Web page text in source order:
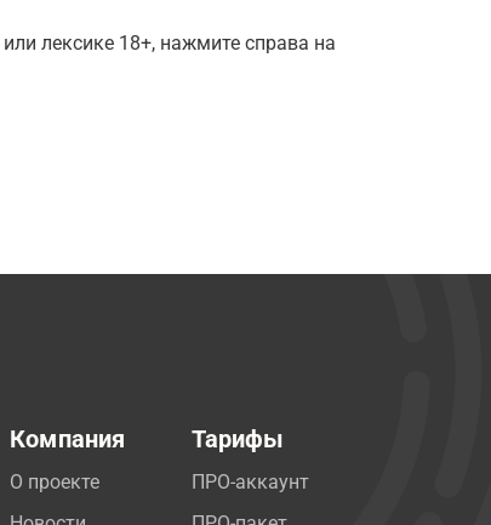
лексике 18+, нажмите справа на
Компания
О проекте
Тарифы
ПРО-аккаунт